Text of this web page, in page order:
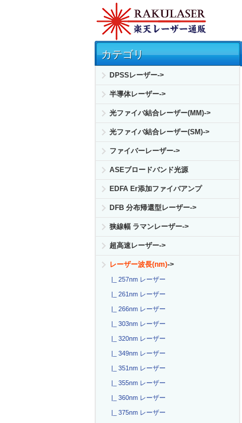
カテゴリ
DPSSレーザー->
半導体レーザー->
光ファイバ結合レーザー(MM)->
光ファイバ結合レーザー(SM)->
ファイバーレーザー->
ASEブロードバンド光源
EDFA Er添加ファイバアンプ
DFB 分布帰還型レーザー->
狭線幅 ラマンレーザー->
超高速レーザー->
レーザー波長(nm)->
|_ 257nm レーザー
|_ 261nm レーザー
|_ 266nm レーザー
|_ 303nm レーザー
|_ 320nm レーザー
|_ 349nm レーザー
|_ 351nm レーザー
|_ 355nm レーザー
|_ 360nm レーザー
|_ 375nm レーザー